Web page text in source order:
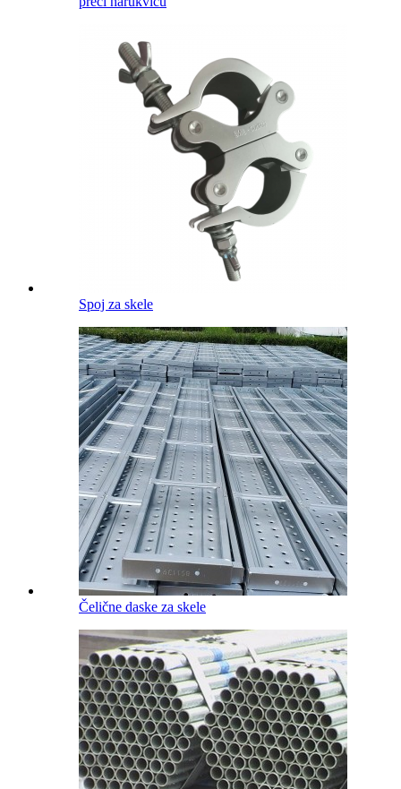
Spoj za skele
Čelične daske za skele